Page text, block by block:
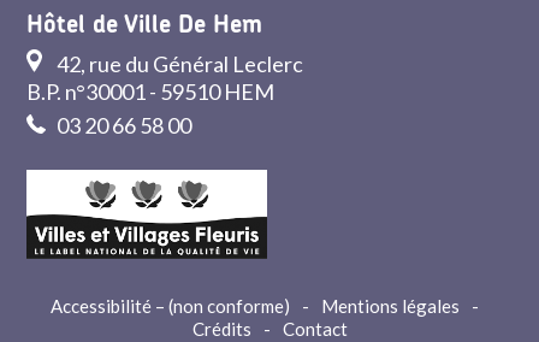
Hôtel de Ville De Hem
42, rue du Général Leclerc
B.P. n°30001 - 59510 HEM
03 20 66 58 00
Accessibilité – (non conforme) - Mentions légales
-
Crédits
- Contact